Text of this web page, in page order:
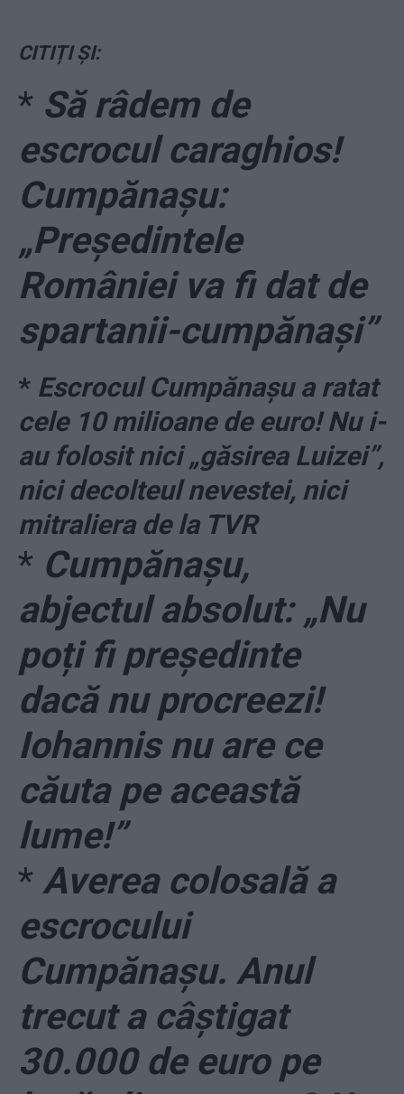
CITIȚI ȘI:
* Să râdem de
escrocul caraghios!
Cumpănașu:
„Președintele
României va fi dat de
spartanii-cumpănași”
* Escrocul Cumpănașu a ratat
cele 10 milioane de euro! Nu i-
au folosit nici „găsirea Luizei”,
nici decolteul nevestei, nici
mitraliera de la TVR
* Cumpănașu,
abjectul absolut: „Nu
poți fi președinte
dacă nu procreezi!
Iohannis nu are ce
căuta pe această
lume!”
* Averea colosală a
escrocului
Cumpănașu. Anul
trecut a câștigat
30.000 de euro pe